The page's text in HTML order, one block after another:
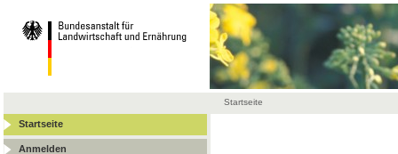
Startseite
Startseite
Anmelden